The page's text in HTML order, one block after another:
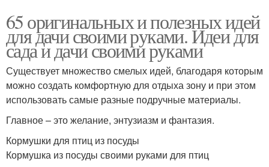
65 оригинальных и полезных идей
для дачи своими руками. Идеи для
сада и дачи своими руками
Существует множество смелых идей, благодаря которым
можно создать комфортную для отдыха зону и при этом
использовать самые разные подручные материалы.
Главное – это желание, энтузиазм и фантазия.
Кормушки для птиц из посуды
Кормушка из посуды своими руками для птиц